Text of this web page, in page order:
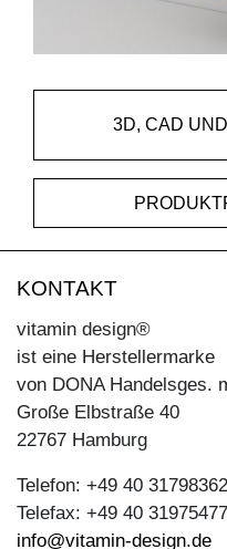
3D, CAD
KONTAKT
vitamin design®
ist eine Herstellermarke
von DONA Handelsges.
Große Elbstraße 40
22767 Hamburg
Telefon: +49 40 31798362
Telefax: +49 40 31975477
info@vitamin-design.de